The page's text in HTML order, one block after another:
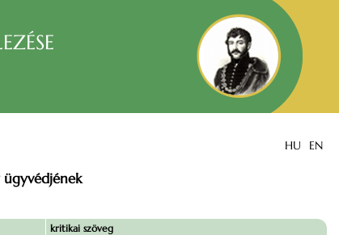
HU EN
ügyvédjének
kritikai szöveg